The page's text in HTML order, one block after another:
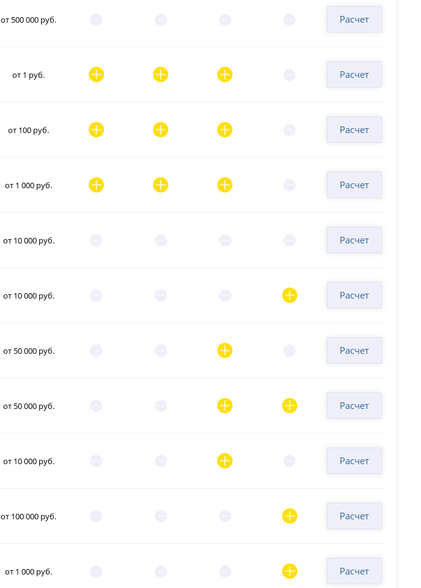
от 500 000 руб. Расчет
от 1 руб. Расчет
от 100 руб. Расчет
от 1 000 руб. Расчет
от 10 000 руб. Расчет
от 10 000 руб. Расчет
от 50 000 руб. Расчет
от 50 000 руб. Расчет
от 10 000 руб. Расчет
от 100 000 руб. Расчет
от 1 000 руб. Расчет